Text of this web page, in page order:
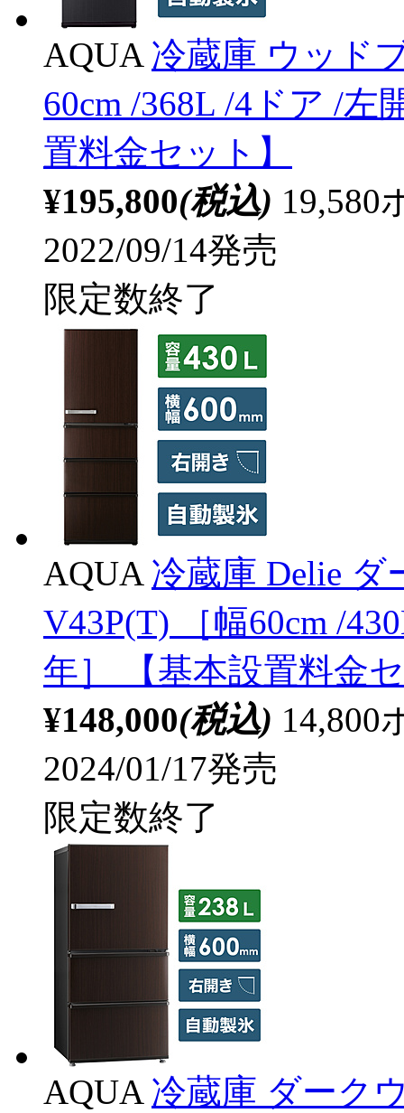
AQUA 冷蔵庫 ウッド
60cm /368L /4ドア /左
置料金セット】
¥195,800(税込) 19,580
2022/09/14発売
限定数終了
AQUA 冷蔵庫 Delie
V43P(T) ［幅60cm /
年］ 【基本設置料金
¥148,000(税込) 14,800
2024/01/17発売
限定数終了
AQUA 冷蔵庫 ダーク